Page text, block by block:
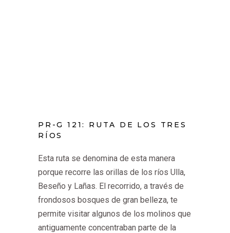
PR-G 121: RUTA DE LOS TRES
RÍOS
Esta ruta se denomina de esta manera
porque recorre las orillas de los ríos Ulla,
Beseño y Lañas. El recorrido, a través de
frondosos bosques de gran belleza, te
permite visitar algunos de los molinos que
antiguamente concentraban parte de la